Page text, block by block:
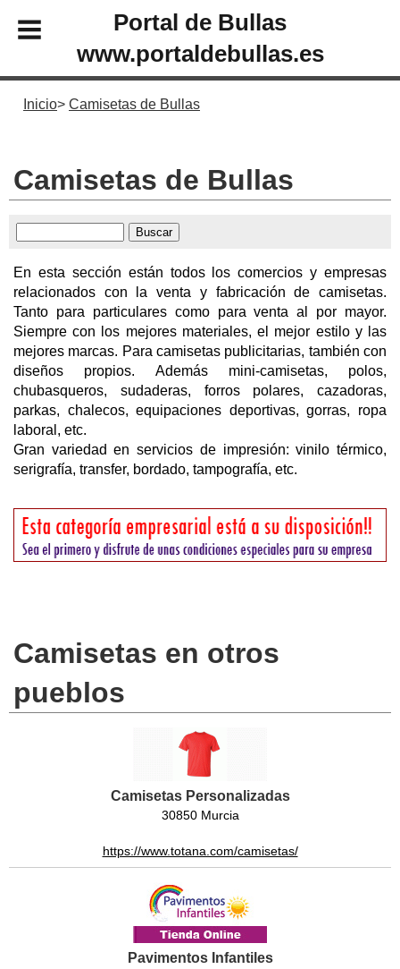
Portal de Bullas
www.portaldebullas.es
Inicio Camisetas de Bullas
Camisetas de Bullas
En esta sección están todos los comercios y empresas
relacionados con la venta y fabricación de camisetas.
Tanto para particulares como para venta al por mayor.
Siempre con los mejores materiales, el mejor estilo y las
mejores marcas. Para camisetas publicitarias, también con
diseños propios. Además mini-camisetas, polos,
chubasqueros, sudaderas, forros polares, cazadoras,
parkas, chalecos, equipaciones deportivas, gorras, ropa
laboral, etc.
Gran variedad en servicios de impresión: vinilo térmico,
serigrafía, transfer, bordado, tampografía, etc.
Camisetas en otros
pueblos
Camisetas Personalizadas
30850 Murcia
https://www.totana.com/camisetas/
Pavimentos Infantiles